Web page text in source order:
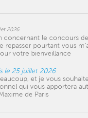
2026
le concours
repasser pourtant vous
votre bienveillance
le 25 juillet 2026
et je vous
qui vous apportera
de Paris